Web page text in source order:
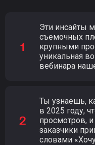
Эти инсайты
съемочных
крупными
уникальная
вебинара
Ты узнаешь,
в 2025 году,
просмотров,
заказчики
словами